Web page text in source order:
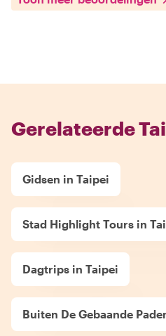
Gerelateerde
Gidsen in Taipei
Stad Highlight Tours in
Dagtrips in Taipei
Buiten De Gebaande